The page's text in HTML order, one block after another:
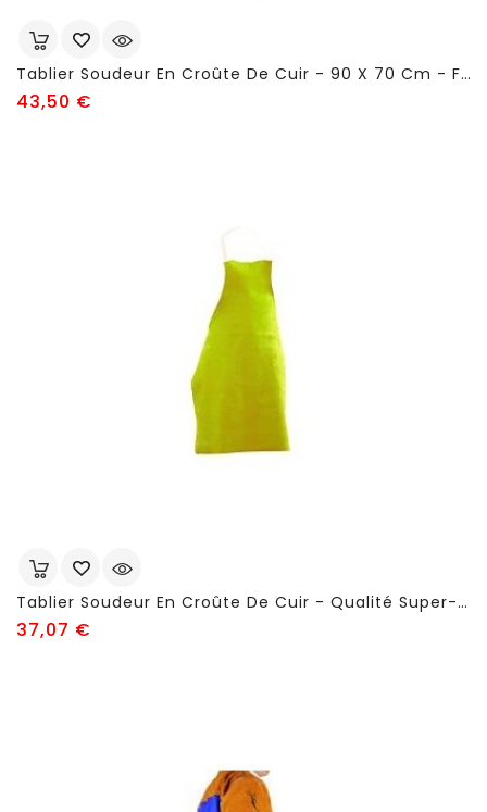
Tablier Soudeur En Croûte De Cuir - 90 X 70 Cm - FSC62
43,50 €
Tablier Soudeur En Croûte De Cuir - Qualité Super-Pro - FSC63
37,07 €